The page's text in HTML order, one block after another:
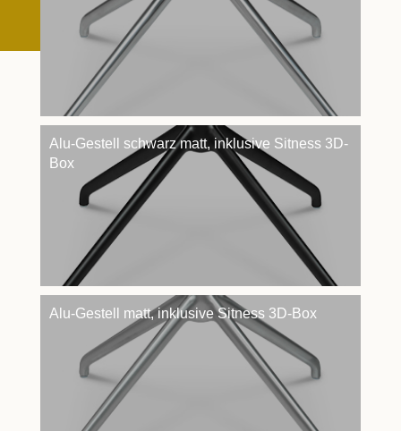
Alu-Gestell schwarz matt, inklusive Sitness 3D-
Box
Alu-Gestell matt, inklusive Sitness 3D-Box